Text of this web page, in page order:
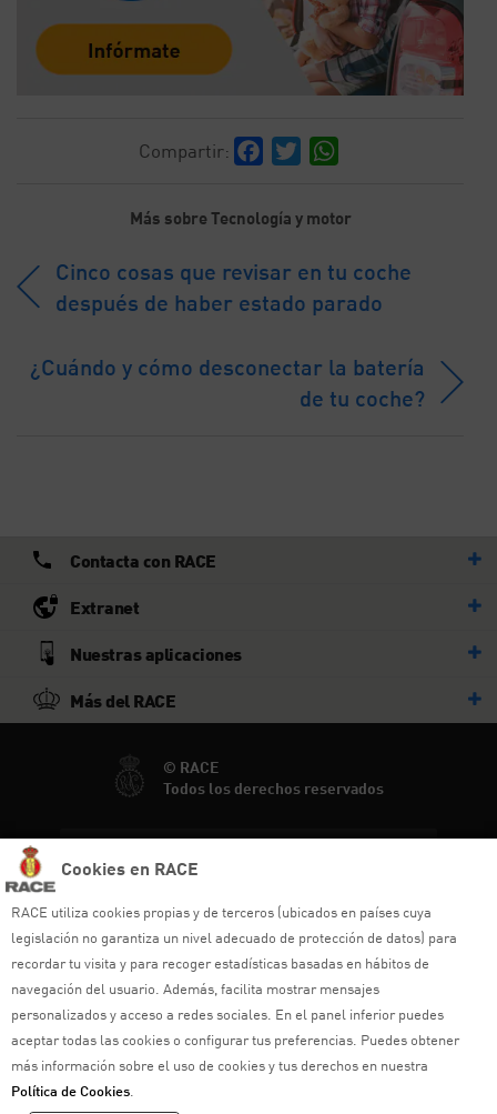
Cookies en RACE
RACE utiliza cookies propias y de terceros (ubicados en países cuya
legislación no garantiza un nivel adecuado de protección de datos) para
recordar tu visita y para recoger estadísticas basadas en hábitos de
navegación del usuario. Además, facilita mostrar mensajes
personalizados y acceso a redes sociales. En el panel inferior puedes
aceptar todas las cookies o configurar tus preferencias. Puedes obtener
más información sobre el uso de cookies y tus derechos en nuestra
Política de Cookies
Compartir: Facebook
Twitter
Más sobre Tecnología y motor
Cinco cosas que revisar en tu coche
después de haber estado parado
¿Cuándo y cómo desconectar la batería
de tu coche?
Contacta con RACE
Extranet
Nuestras aplicaciones
Más del RACE
© RACE
Todos los derechos reservados
Política de privacidad
Política de cookies
Política de venta